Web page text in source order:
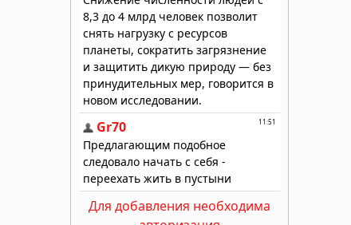
Для добавления необходима